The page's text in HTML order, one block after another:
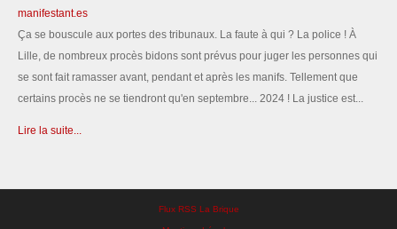
manifestant.es
Ça se bouscule aux portes des tribunaux. La faute à qui ? La police ! À
Lille, de nombreux procès bidons sont prévus pour juger les personnes qui
se sont fait ramasser avant, pendant et après les manifs. Tellement que
certains procès ne se tiendront qu'en septembre... 2024 ! La justice est...
Lire la suite...
Flux RSS La Brique